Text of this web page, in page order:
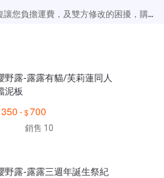
您負擔運費，及雙方修改的困擾，購
。 通販寄出時間為每周六，若超過當
野露-露露有貓/芙莉蓮同人
泥板
350 - 700
銷售 10
野露-露露三週年誕生祭紀